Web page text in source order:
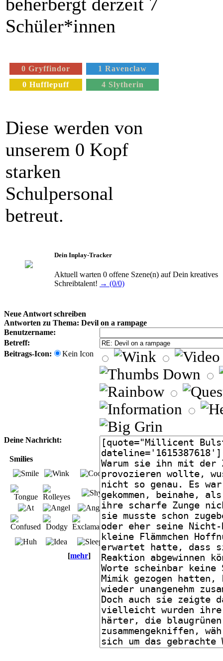
Schüler*innen
0 Gryffindor
1 Ravenclaw
0 Hufflepuff
4 Slytherin
Diese werden von
unserem 0 Kopf
starken
Schulpersonal
betreut.
Dein Inplay-Tracker
Aktuell warten 0 offene Szene(n) auf Dein kreatives
Schreibtalent! → (0/0)
Neue Antwort schreiben
Antworten zu Thema: Devil on a rampage
Benutzername:
Betreff:
Beitrags-Icon:
Kein Icon
Deine Nachricht:
Smilies
[mehr]